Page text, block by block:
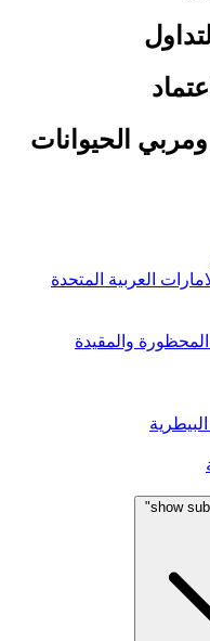
الحيوانات
العربية المتحدة
المحظورة والمقيدة
show